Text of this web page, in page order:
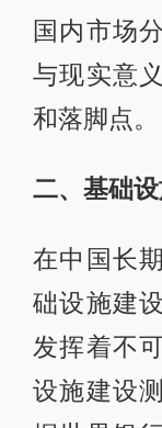
国内市场
与现实意
和落脚点。
二、基础
在中国长
础设施建
发挥着不
设施建设